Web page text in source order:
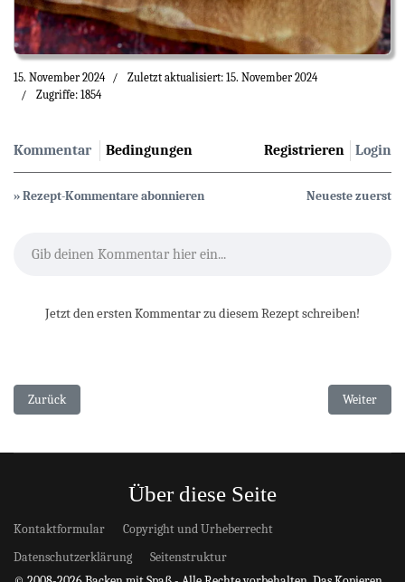
15. November 2024
Zuletzt aktualisiert: 15. November 2024
Zugriffe: 1854
Kommentar Bedingungen Login
Registrieren
» Rezept-Kommentare abonnieren Neueste zuerst
Gib deinen Kommentar hier ein...
Jetzt den ersten Kommentar zu diesem Rezept schreiben!
Vorheriger Beitrag: Kokos-Pralinen
Zurück Nächster
Weiter
Über diese Seite
Kontaktformular
Copyright und Urheberrecht
Datenschutzerklärung
Seitenstruktur